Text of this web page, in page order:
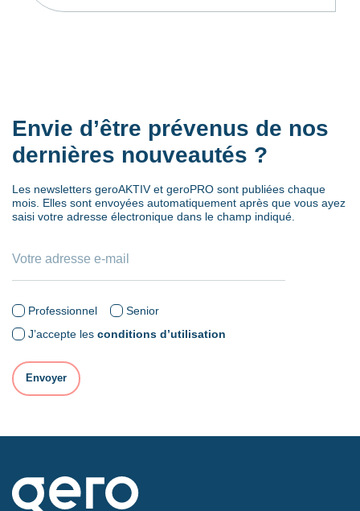
Envie d’être prévenus de nos
dernières nouveautés ?
Les newsletters geroAKTIV et geroPRO sont publiées chaque
mois. Elles sont envoyées automatiquement après que vous ayez
saisi votre adresse électronique dans le champ indiqué.
Professionnel
Senior
J’accepte les conditions d’utilisation